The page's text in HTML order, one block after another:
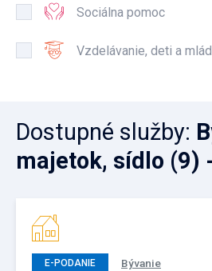
Sociálna pomoc
Vzdelávanie, deti a
Dostupné služby:
majetok, sídlo (9)
E-PODANIE Bývanie